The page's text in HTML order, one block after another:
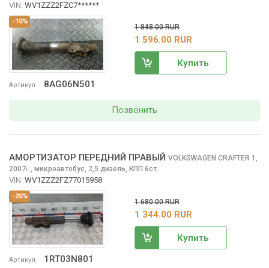
-10%
Артикул 8AG06N501
VIN: WV1ZZZ2FZC7******
1 848.00 RUR
1 596.00 RUR
Купить
Позвонить
-20%
Артикул 1RT03N801
АМОРТИЗАТОР ПЕРЕДНИЙ ПРАВЫЙ VOLKSWAGEN CRAFTER 1,
2007г., микроавтобус, 2,5 дизель, КПП 6ст.
VIN: WV1ZZZ2FZ77015958
1 680.00 RUR
1 344.00 RUR
Купить